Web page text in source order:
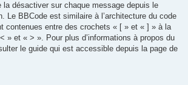
la désactiver sur chaque message depuis le
Le BBCode est similaire à l’architecture du code
contenues entre des crochets « [ » et « ] » à la
» et « > ». Pour plus d’informations à propos du
le guide qui est accessible depuis la page de